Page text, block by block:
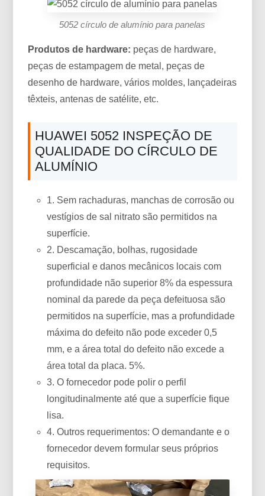
5052 círculo de alumínio para panelas
Produtos de hardware: peças de hardware,
peças de estampagem de metal, peças de
desenho de hardware, vários moldes, lançadeiras
têxteis, antenas de satélite, etc.
HUAWEI 5052 INSPEÇÃO DE
QUALIDADE DO CÍRCULO DE
ALUMÍNIO
1. Sem rachaduras, manchas de corrosão ou
vestígios de sal nitrato são permitidos na
superfície.
2. Descamação, bolhas, rugosidade
superficial e danos mecânicos locais com
profundidade não superior 8% da espessura
nominal da parede da peça defeituosa são
permitidos na superfície, mas a profundidade
máxima do defeito não pode exceder 0,5
mm, e a área total do defeito não excede a
área total da placa. 5%.
3. O fornecedor pode polir o perfil
longitudinalmente até que a superfície fique
lisa.
4. Outros requerimentos: O demandante e o
fornecedor devem formular seus próprios
requisitos.